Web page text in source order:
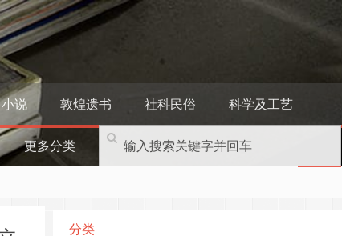
说 敦煌遗书 社科民俗 科学及工艺
更多分类
分类